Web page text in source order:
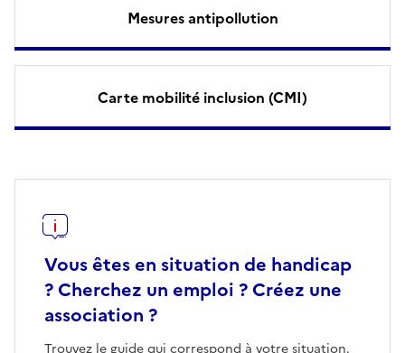
Mesures antipollution
Carte mobilité inclusion (CMI)
Vous êtes en situation de handicap
? Cherchez un emploi ? Créez une
association ?
Trouvez le guide qui correspond à votre situation.